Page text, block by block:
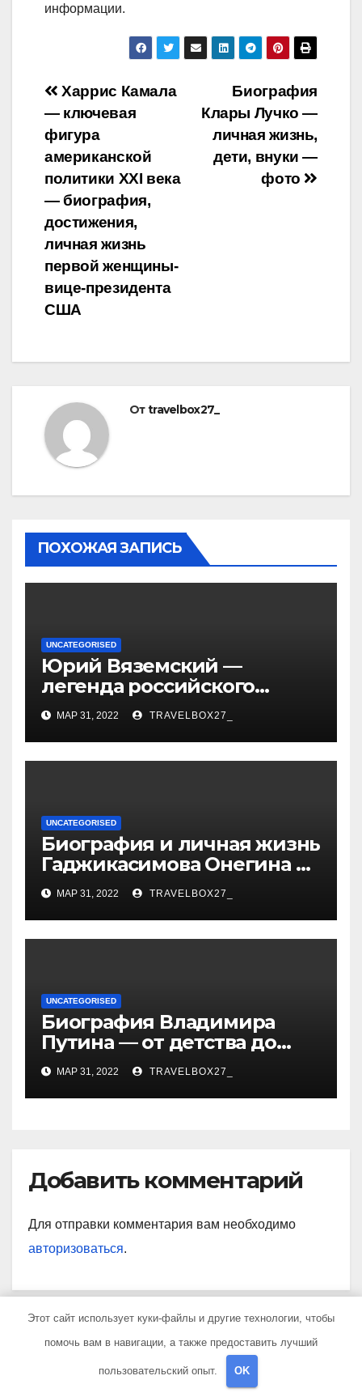
информации.
Навигация
по
записям
Биография
Клары Лучко —
личная жизнь,
дети, внуки —
фото
Харрис Камала
— ключевая
фигура
американской
политики XXI века
— биография,
достижения,
личная жизнь
первой женщины-
вице-президента
США
Отtravelbox27_
ПОХОЖАЯ ЗАПИСЬ
UNCATEGORISED
Юрий Вяземский —
легенда российского
спорта — биография,
достижения и вклад в
развитие гимнастики
МАР 31, 2022 TRAVELBOX27_
UNCATEGORISED
Биография и личная жизнь
Гаджикасимова Онегина —
информация о жене и
детях
МАР 31, 2022 TRAVELBOX27_
UNCATEGORISED
Биография Владимира
Путина — от детства до
президентства
МАР 31, 2022 TRAVELBOX27_
Добавить комментарий
Для отправки комментария вам необходимо
авторизоваться.
Поиск
Этот сайт использует куки-файлы и другие технологии, чтобы
помочь вам в навигации, а также предоставить лучший
пользовательский опыт. OK